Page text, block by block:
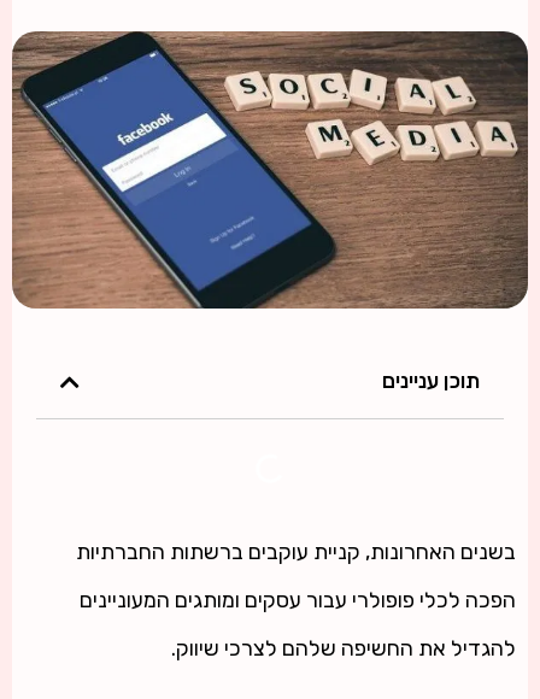
תוכן עניינים
בשנים האחרונות, קניית עוקבים ברשתות החברתיות
הפכה לכלי פופולרי עבור עסקים ומותגים המעוניינים
להגדיל את החשיפה שלהם לצרכי שיווק.